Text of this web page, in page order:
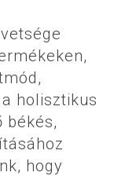
holisztikus
békés,
hogy